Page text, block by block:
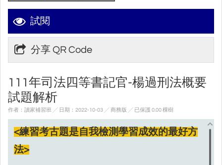
試閱
分享 QR Code
111年司法四等書記官-楊過刑法概要
試題解析
作者：讀家補習班 ╱ 日期：2022-10-03 ╱ 商務版 ╱ 已保護 0.00 棵樹
<練習考古題是自我檢測學習成效的最好方
法>